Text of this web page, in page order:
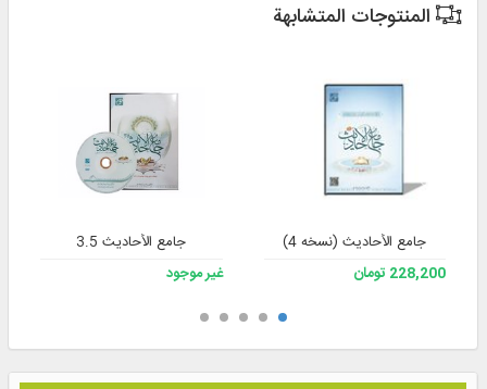
المنتوجات المتشابهة
جامع الأحادیث (نسخه 4)
228,200 تومان
جامع الأحاديث 3.5
غير موجود